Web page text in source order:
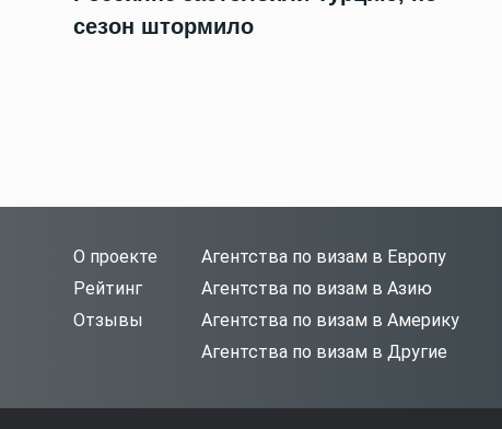
сезон штормило
О проекте
Рейтинг
Отзывы
Агентства по визам в Европу
Агентства по визам в Азию
Агентства по визам в Америку
Агентства по визам в Другие